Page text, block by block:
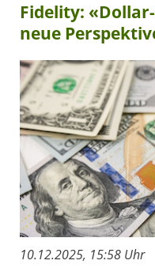
Fidelity:
neue
10.12.2025, 15:58 Uhr